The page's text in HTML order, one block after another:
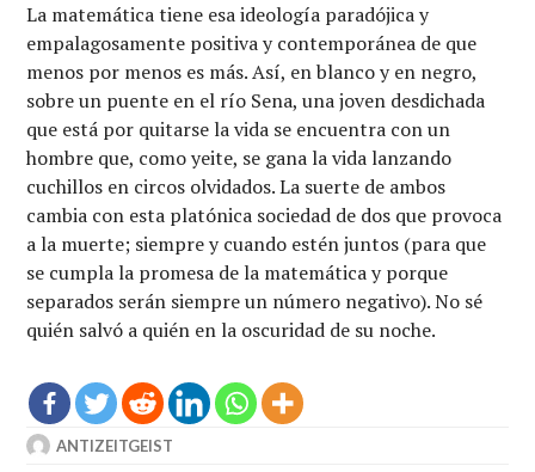
La matemática tiene esa ideología paradójica y
empalagosamente positiva y contemporánea de que
menos por menos es más. Así, en blanco y en negro,
sobre un puente en el río Sena, una joven desdichada
que está por quitarse la vida se encuentra con un
hombre que, como yeite, se gana la vida lanzando
cuchillos en circos olvidados. La suerte de ambos
cambia con esta platónica sociedad de dos que provoca
a la muerte; siempre y cuando estén juntos (para que
se cumpla la promesa de la matemática y porque
separados serán siempre un número negativo). No sé
quién salvó a quién en la oscuridad de su noche.
ANTIZEITGEIST